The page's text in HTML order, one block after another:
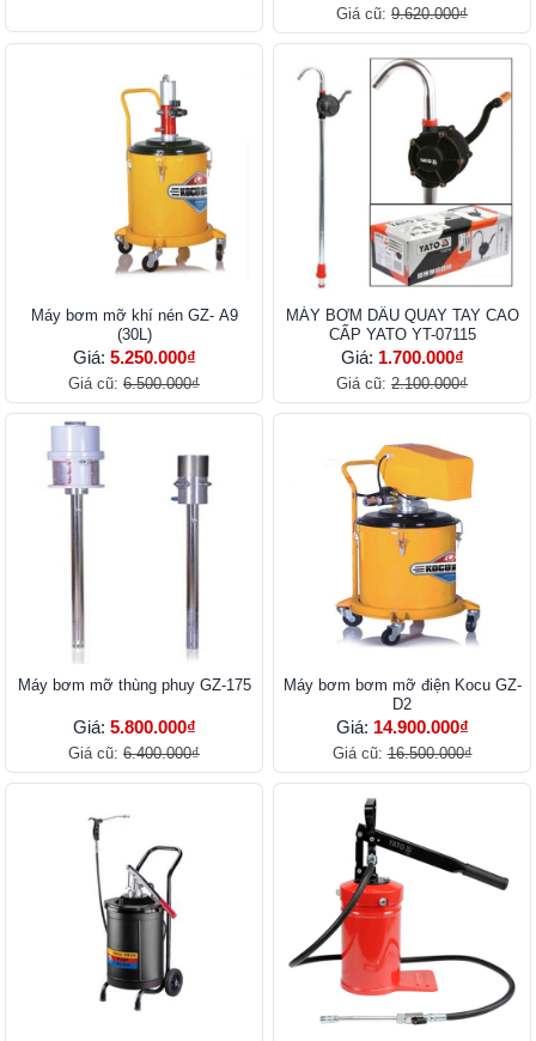
Giá cũ: 9.620.000₫
Máy bơm mỡ khí nén GZ- A9
(30L)
Giá: 5.250.000₫
Giá cũ: 6.500.000₫
MÁY BƠM DẦU QUAY TAY CAO
CẤP YATO YT-07115
Giá: 1.700.000₫
Giá cũ: 2.100.000₫
Máy bơm mỡ thùng phuy GZ-175
Giá: 5.800.000₫
Giá cũ: 6.400.000₫
Máy bơm bơm mỡ điện Kocu GZ-
D2
Giá: 14.900.000₫
Giá cũ:16.500.000₫